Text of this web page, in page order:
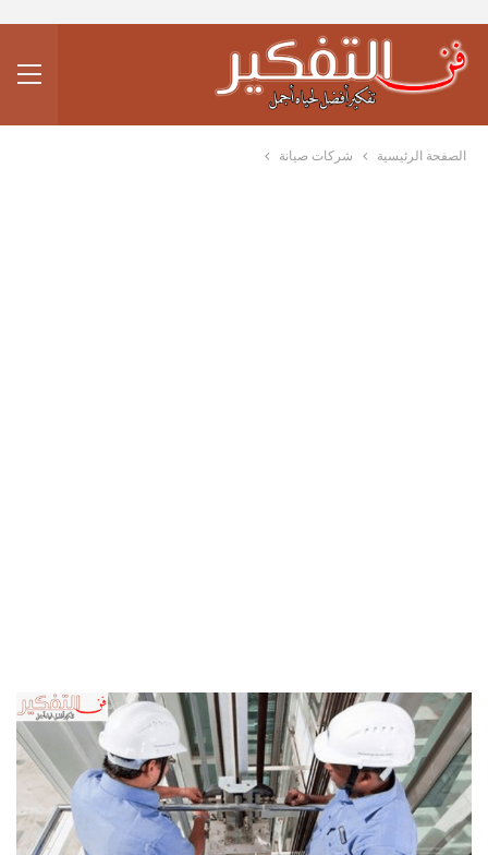
الصفحة الرئيسية شركات صيانة